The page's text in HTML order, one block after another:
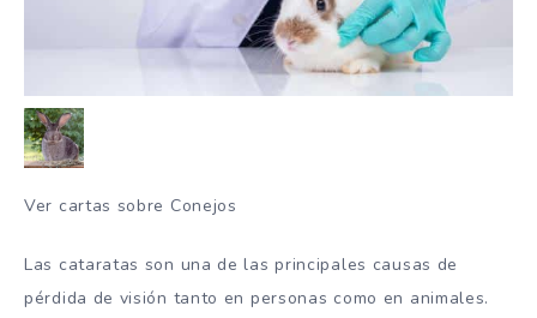
Ver cartas sobre Conejos
Las cataratas son una de las principales causas de
pérdida de visión tanto en personas como en animales.